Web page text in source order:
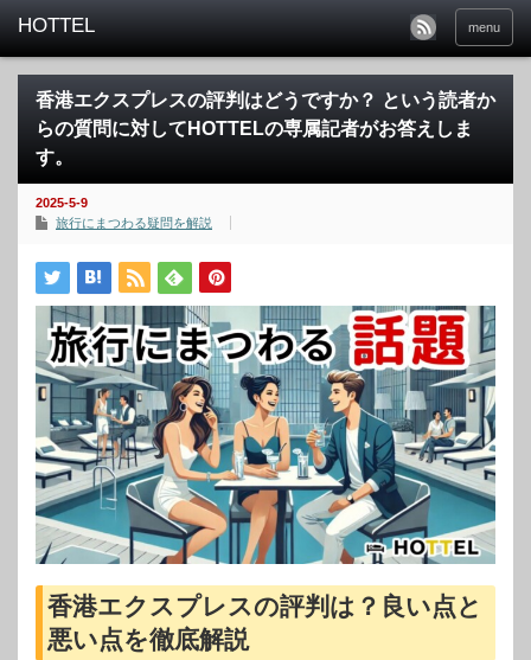
menu
香港エクスプレスの評判はどうですか？ という読者か
らの質問に対してHOTTELの専属記者がお答えしま
す。
2025-5-9
旅行にまつわる疑問を解説
香港エクスプレスの評判は？良い点と
悪い点を徹底解説